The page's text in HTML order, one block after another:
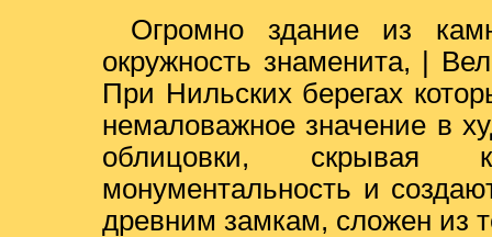
Огромно здание из
окружность знаменита, |
При Нильских берегах
немаловажное значение в
облицовки, скрывая
монументальность и
древним замкам, сложен из